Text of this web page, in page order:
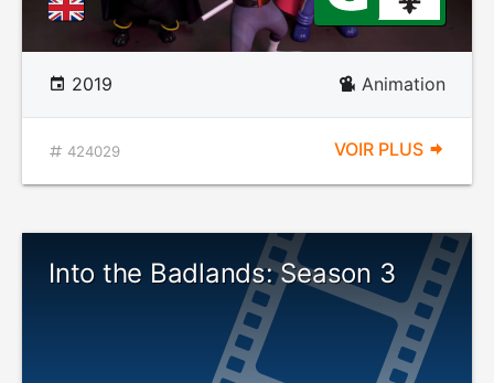
2019 Animation
424029 VOIR PLUS
Into the Badlands: Season 3